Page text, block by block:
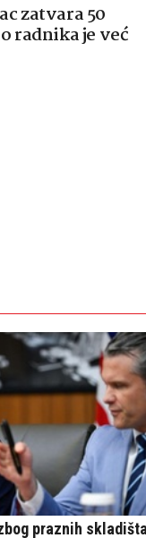
zatvara 50
radnika je već